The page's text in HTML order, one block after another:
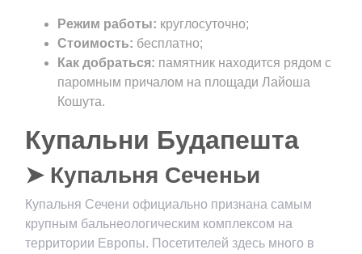
Режим работы: круглосуточно;
Стоимость: бесплатно;
Как добраться: памятник находится рядом с
паромным причалом на площади Лайоша
Кошута.
Купальни Будапешта
➤ Купальня Сеченьи
Купальня Сечени официально признана самым
крупным бальнеологическим комплексом на
территории Европы. Посетителей здесь много в